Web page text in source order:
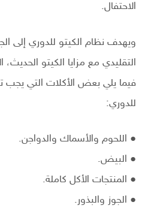
الاحتفال.
ويهدف نظام الكيتو للدوري إلى
التقليدي مع مزايا الكيتو
فيما يلي بعض الأكلات التي يجب
للدوري:
● اللحوم والأسماك والدواجن.
● البيض.
● المنتجات الأكل كاملة.
● الجوز والبذور.